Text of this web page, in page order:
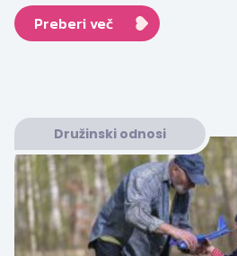
Preberi več
Družinski odnosi